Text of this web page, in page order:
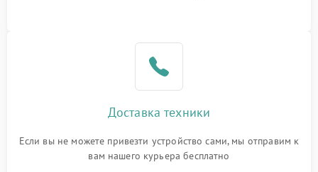
Доставка техники
Если вы не можете привезти устройство сами, мы отправим к
вам нашего курьера бесплатно